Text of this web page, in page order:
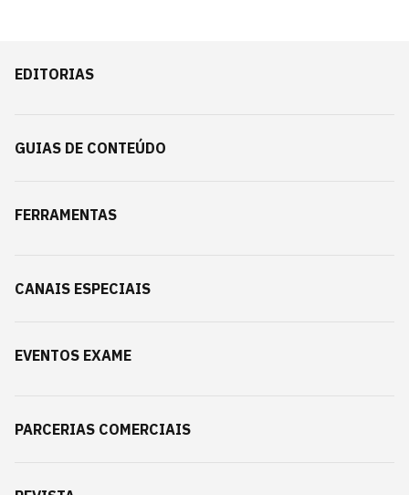
EDITORIAS
GUIAS DE CONTEÚDO
FERRAMENTAS
CANAIS ESPECIAIS
EVENTOS EXAME
PARCERIAS COMERCIAIS